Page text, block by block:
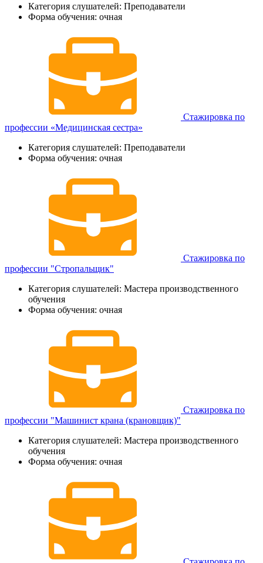
Категория слушателей: Преподаватели
Форма обучения: очная
Стажировка по
профессии «Медицинская сестра»
Категория слушателей: Преподаватели
Форма обучения: очная
Стажировка по
профессии "Стропальщик"
Категория слушателей: Мастера производственного
обучения
Форма обучения: очная
Стажировка по
профессии "Машинист крана (крановщик)"
Категория слушателей: Мастера производственного
обучения
Форма обучения: очная